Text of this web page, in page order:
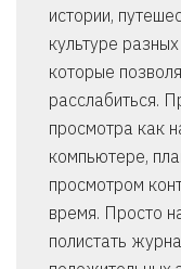
истории,
культуре
которые
расслабиться.
просмотра как
компьютере,
просмотром
время. Просто
полистать